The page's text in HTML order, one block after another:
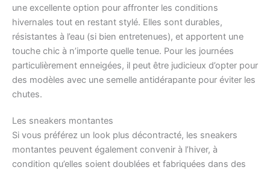
une excellente option pour affronter les conditions
hivernales tout en restant stylé. Elles sont durables,
résistantes à l’eau (si bien entretenues), et apportent une
touche chic à n’importe quelle tenue. Pour les journées
particulièrement enneigées, il peut être judicieux d’opter pour
des modèles avec une semelle antidérapante pour éviter les
chutes.
Les sneakers montantes
Si vous préférez un look plus décontracté, les sneakers
montantes peuvent également convenir à l’hiver, à
condition qu’elles soient doublées et fabriquées dans des